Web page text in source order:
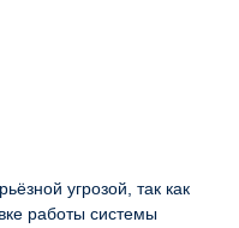
угрозой, так как
работы системы